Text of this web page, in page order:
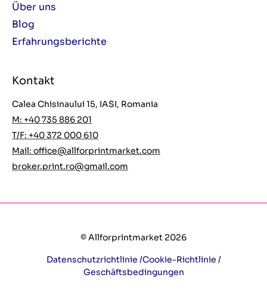
Über uns
Blog
Erfahrungsberichte
Kontakt
Calea Chisinaului 15, IASI, Romania
M: +40 735 886 201
T/F: +40 372 000 610
Mail: office@allforprintmarket.com
broker.print.ro@gmail.com
© Allforprintmarket 2026
Datenschutzrichtlinie /Cookie-Richtlinie /
Geschäftsbedingungen